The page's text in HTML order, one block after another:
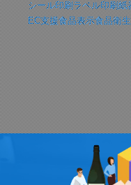
シール印刷ラベル印刷紙
EC支援食品表示食品衛生